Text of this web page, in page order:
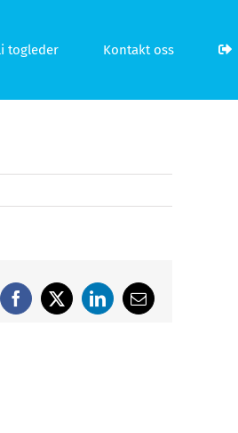
togleder Kontakt oss
Facebook
X LinkedIn
E-